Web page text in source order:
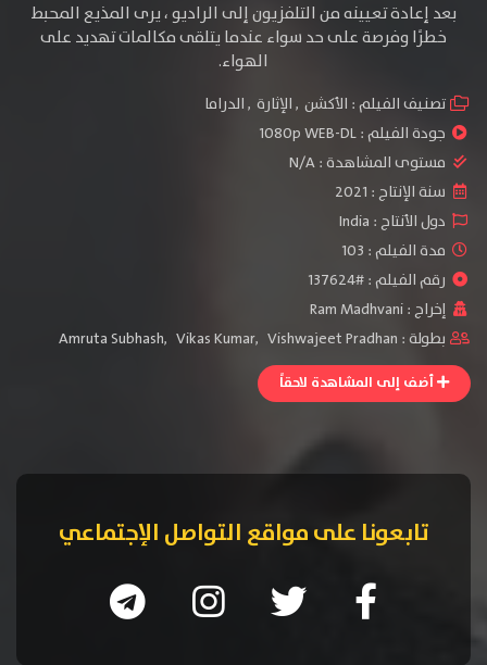
بعد إعادة تعيينه من التلفزيون إلى الراديو ، يرى المذيع المحبط
خطرًا وفرصة على حد سواء عندما يتلقى مكالمات تهديد على
الهواء.
تصنيف الفيلم : الأكشن ,الإثارة ,الدراما
جودة الفيلم :1080p WEB-DL
مستوى المشاهدة :N/A
سنة الإنتاج : 2021
دول الأنتاج : India
مدة الفيلم : 103
رقم الفيلم : #137624
إخراج :Ram Madhvani
بطولة :
Amruta Subhash, Vikas Kumar, Vishwajeet Pradhan
أضف إلى المشاهدة لاحقاً
تابعونا على مواقع التواصل الإجتماعي